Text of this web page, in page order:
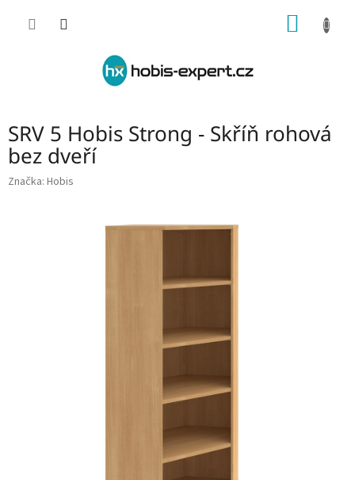
SRV 5 Hobis Strong - Skříň rohová
bez dveří
Značka: Hobis